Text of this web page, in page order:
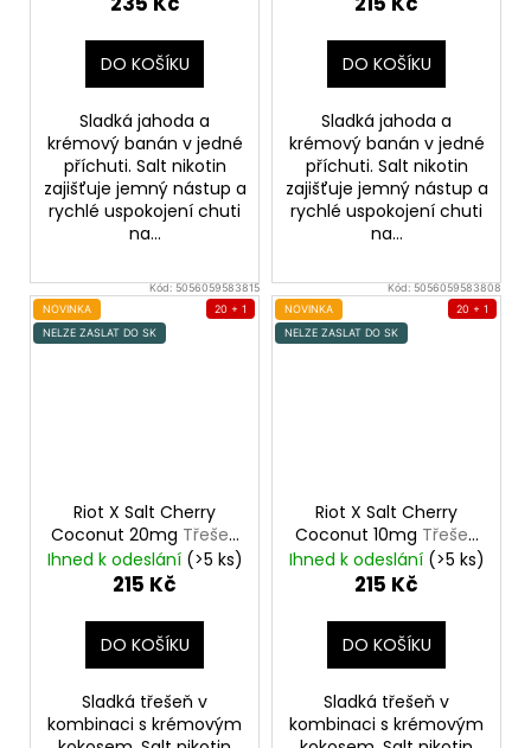
DO KOŠÍKU
Sladká jahoda a
krémový banán v jedné
příchuti. Salt nikotin
zajišťuje jemný nástup a
rychlé uspokojení chuti
na...
DO KOŠÍKU
Sladká jahoda a
krémový banán v jedné
příchuti. Salt nikotin
zajišťuje jemný nástup a
rychlé uspokojení chuti
na...
Kód:5056059583815
NOVINKA
NELZE ZASLAT DO SK
20 + 1
Riot X Salt Cherry
Coconut 20mg Třešeň
a kokos
Ihned k odeslání (>5 ks)
215 Kč
DO KOŠÍKU
Sladká třešeň v
kombinaci s krémovým
Kód:5056059583808
NOVINKA
NELZE ZASLAT DO SK
20 + 1
Riot X Salt Cherry
Coconut 10mg Třešeň
a kokos
Ihned k odeslání (>5 ks)
215 Kč
DO KOŠÍKU
Sladká třešeň v
kombinaci s krémovým